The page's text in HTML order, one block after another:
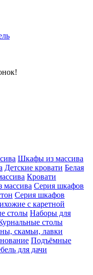
Шкафы из массива
Детские кровати Белая
Кровати
массива Серия шкафов
Серия шкафов
с каретной
столы Наборы для
столы
скамьи, лавки
Подъёмные
для дачи